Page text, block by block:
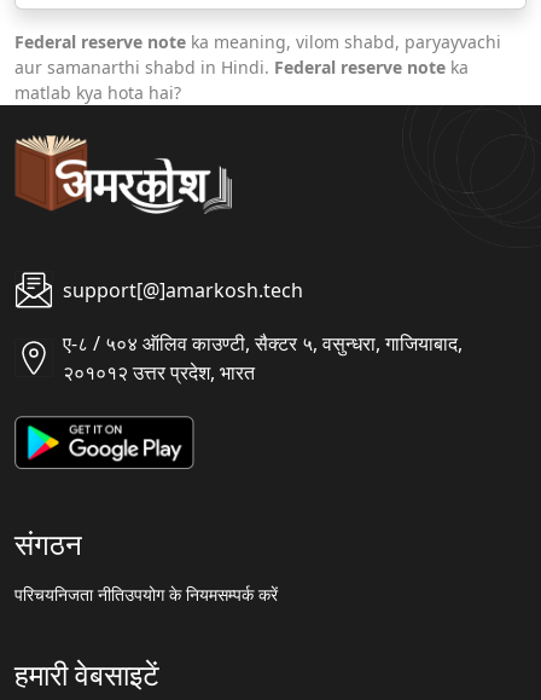
Federal reserve note ka meaning, vilom shabd, paryayvachi
aur samanarthi shabd in Hindi. Federal reserve note ka
matlab kya hota hai?
support[@]amarkosh.tech
ए-८ / ५०४ ऑलिव काउण्टी, सैक्टर ५, वसुन्धरा, गाजियाबाद,
२०१०१२ उत्तर प्रदेश, भारत
संगठन
परिचयनिजता नीतिउपयोग के नियमसम्पर्क करें
हमारी वेबसाइटें